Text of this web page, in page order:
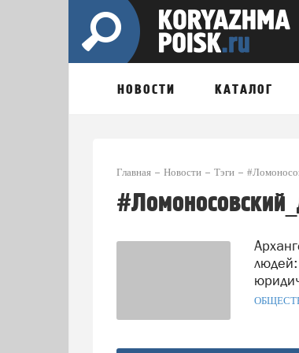
НОВОСТИ КАТАЛОГ
Главная Новости Тэги
Архангельск отмечает Международный день пожилых